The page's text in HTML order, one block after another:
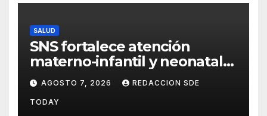
SALUD
SNS fortalece atención
materno-infantil y neonatal
con nuevas estrategias y
avances en la Red Pública de
Salud
AGOSTO 7, 2026 REDACCION SDE
TODAY